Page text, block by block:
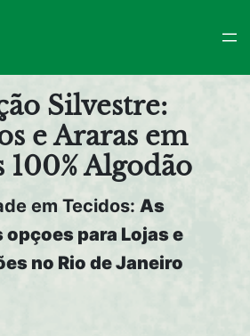
Silvestre:
e Araras em
100% Algodão
em Tecidos: As
opçoes para Lojas e
no Rio de Janeiro